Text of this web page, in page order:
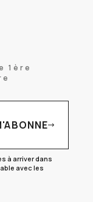
1ère
à arriver dans
avec les